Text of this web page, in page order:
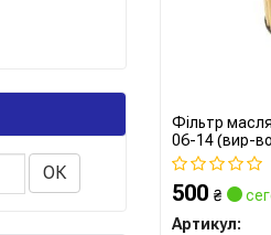
ОК
Фільтр
06-14 (вир-во
500 ₴
Артикул: